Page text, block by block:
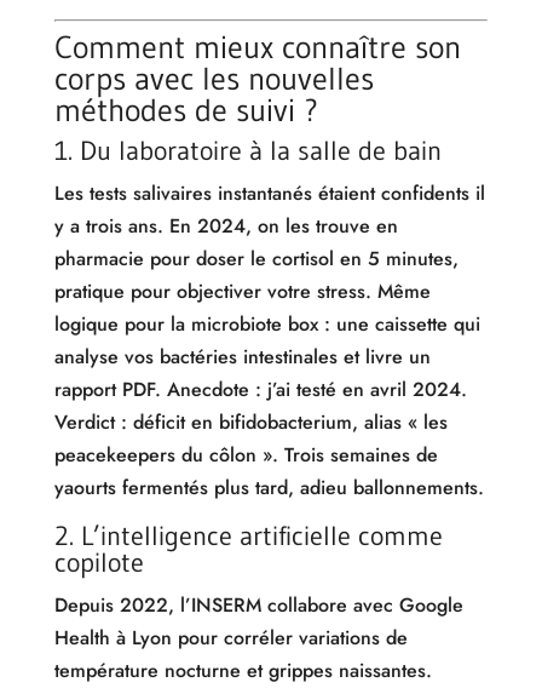
Comment mieux connaître son
corps avec les nouvelles
méthodes de suivi ?
1. Du laboratoire à la salle de bain
Les tests salivaires instantanés étaient confidents il
y a trois ans. En 2024, on les trouve en
pharmacie pour doser le cortisol en 5 minutes,
pratique pour objectiver votre stress. Même
logique pour la microbiote box : une caissette qui
analyse vos bactéries intestinales et livre un
rapport PDF. Anecdote : j’ai testé en avril 2024.
Verdict : déficit en bifidobacterium, alias « les
peacekeepers du côlon ». Trois semaines de
yaourts fermentés plus tard, adieu ballonnements.
2. L’intelligence artificielle comme
copilote
Depuis 2022, l’INSERM collabore avec Google
Health à Lyon pour corréler variations de
température nocturne et grippes naissantes.